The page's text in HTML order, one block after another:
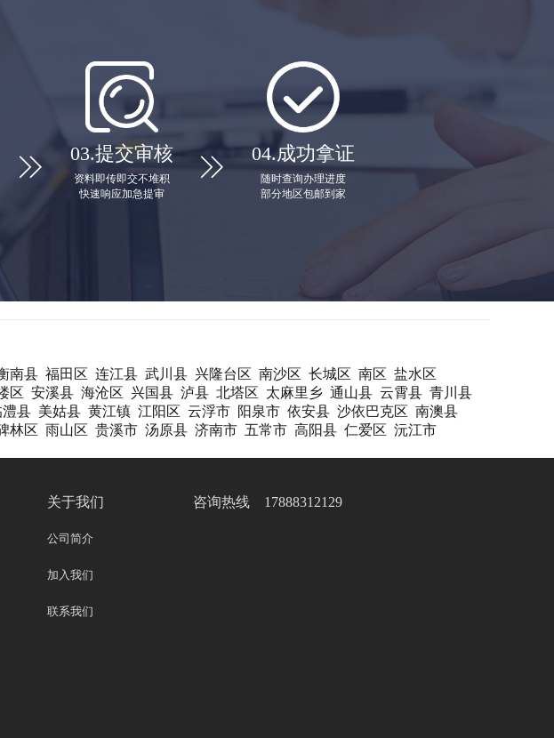
 03.提交审核
资料即传即交不堆积
快速响应加急提审
 04.成功拿证
随时查询办理进度
部分地区包邮到家
南县 福田区 连江县 武川县 兴隆台区 南沙区 长城区 南区 盐水区
区 安溪县 海沧区 兴国县 泸县 北塔区 太麻里乡 通山县 云霄县 青川县
澧县 美姑县 黄江镇 江阳区 云浮市 阳泉市 依安县 沙依巴克区 南澳县
林区 雨山区 贵溪市 汤原县 济南市 五常市 高阳县 仁爱区 沅江市
关于我们
公司简介
加入我们
联系我们
咨询热线 17888312129